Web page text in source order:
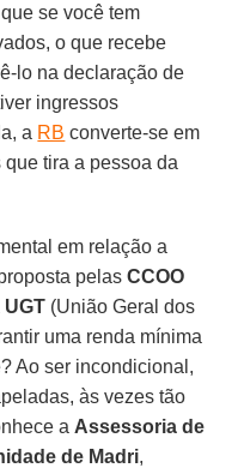
se você tem
o que recebe
lo na declaração de
ingressos
a RB converte-se em
tira a pessoa da
em relação a
pelasCCOO
UGT (União Geral dos
uma renda mínima
Ao ser incondicional,
às vezes tão
a Assessoria de
de Madri,